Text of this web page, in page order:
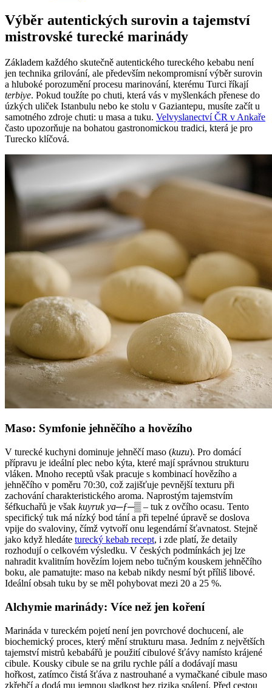
Výběr autentických surovin a tajemství
mistrovské turecké marinády
Základem každého skutečně autentického tureckého kebabu není
jen technika grilování, ale především nekompromisní výběr surovin
a hluboké porozumění procesu marinování, kterému Turci říkají
terbiye. Pokud toužíte po chuti, která vás v myšlenkách přenese do
úzkých uliček Istanbulu nebo ke stolu v Gaziantepu, musíte začít u
samotného zdroje chuti: u masa a tuku. Velvyslanectví ČR v Ankaře
často upozorňuje na bohatou gastronomickou tradici, která je pro
Turecko klíčová.
Maso: Symfonie jehněčího a hovězího
V turecké kuchyni dominuje jehněčí maso (kuzu). Pro domácí
přípravu je ideální plec nebo kýta, které mají správnou strukturu
vláken. Mnoho receptů však pracuje s kombinací hovězího a
jehněčího v poměru 70:30, což zajišťuje pevnější texturu při
zachování charakteristického aroma. Naprostým tajemstvím
šéfkuchařů je však kuyruk ya─ƒ─▒– tuk z ovčího ocasu. Tento
specifický tuk má nízký bod tání a při tepelné úpravě se doslova
vpije do svaloviny, čímž vytvoří onu legendární šťavnatost. Stejně
jako když hledáte turecký kebab recept, i zde platí, že detaily
rozhodují o celkovém výsledku. V českých podmínkách jej lze
nahradit kvalitním hovězím lojem nebo tučným kouskem jehněčího
boku, ale pamatujte: maso na kebab nikdy nesmí být příliš libové.
Ideální obsah tuku by se měl pohybovat mezi 20 a 25 %.
Alchymie marinády: Více než jen koření
Marináda v tureckém pojetí není jen povrchové dochucení, ale
biochemický proces, který mění strukturu masa. Jedním z největších
tajemství mistrů kebabářů je použití cibulové šťávy namísto krájené
cibule. Kousky cibule se na grilu rychle pálí a dodávají masu
hořkost, zatímco čistá šťáva z nastrouhané a vymačkané cibule maso
zkřehčí a dodá mu jemnou sladkost bez rizika spálení. Před cestou